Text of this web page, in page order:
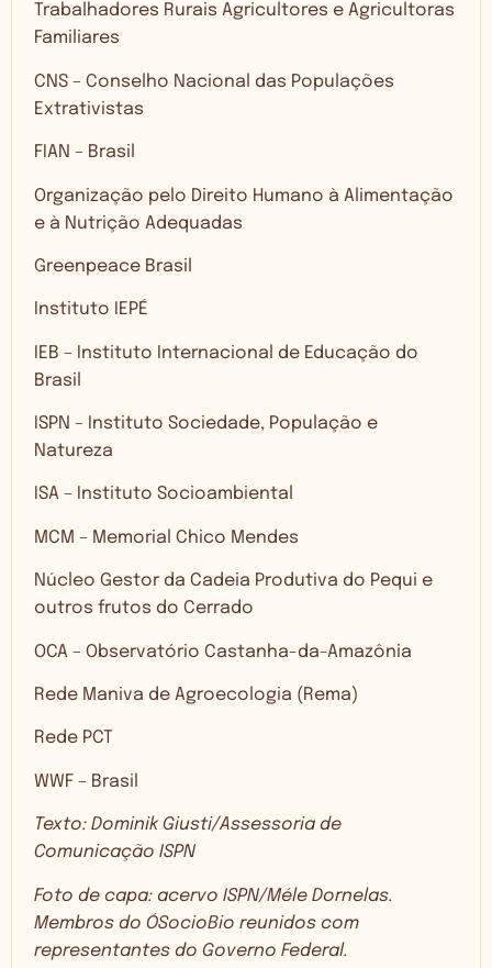
Trabalhadores Rurais Agricultores e Agricultoras
Familiares
CNS – Conselho Nacional das Populações
Extrativistas
FIAN – Brasil
Organização pelo Direito Humano à Alimentação
e à Nutrição Adequadas
Greenpeace Brasil
Instituto IEPÉ
IEB – Instituto Internacional de Educação do
Brasil
ISPN – Instituto Sociedade, População e
Natureza
ISA – Instituto Socioambiental
MCM – Memorial Chico Mendes
Núcleo Gestor da Cadeia Produtiva do Pequi e
outros frutos do Cerrado
OCA – Observatório Castanha-da-Amazônia
Rede Maniva de Agroecologia (Rema)
Rede PCT
WWF – Brasil
Texto: Dominik Giusti/Assessoria de
Comunicação ISPN
Foto de capa: acervo ISPN/Méle Dornelas.
Membros do ÓSocioBio reunidos com
representantes do Governo Federal.